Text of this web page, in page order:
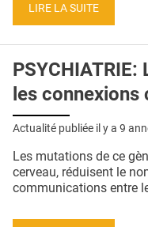
CONTACT
LIRE LA SUITE
les connexions
Actualité publiée il y a 9
Les mutations de ce
cerveau, réduisent le
communications entre